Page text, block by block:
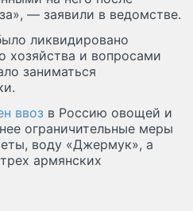
— заявили в ведомстве.
ликвидировано
хозяйства и вопросами
заниматься
ввоз в Россию овощей и
ограничительные меры
воду «Джермук», а
армянских